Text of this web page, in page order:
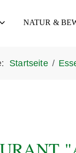
NATUR &
Startseite